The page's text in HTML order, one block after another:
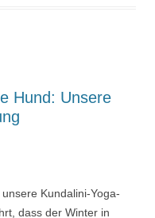
Hund: Unsere
Kundalini-Yoga-
dass der Winter in